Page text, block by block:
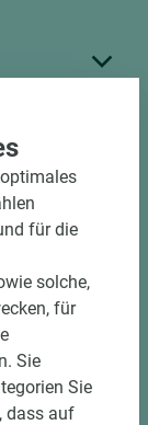
für die
solche,
für
Sie
Sie
dass auf